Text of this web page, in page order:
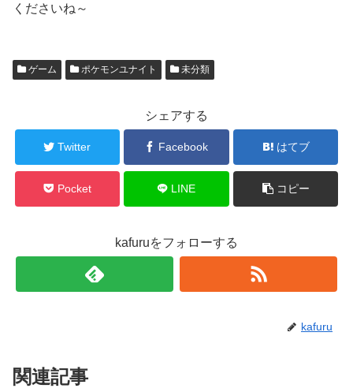
くださいね～
ゲーム ポケモンユナイト 未分類
シェアする
Twitter Facebook はてブ
Pocket LINE コピー
kafuruをフォローする
kafuru
関連記事